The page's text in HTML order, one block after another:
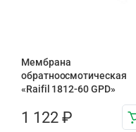
Мембрана
обратноосмотическая
«Raifil 1812-60 GPD»
1 122 ₽